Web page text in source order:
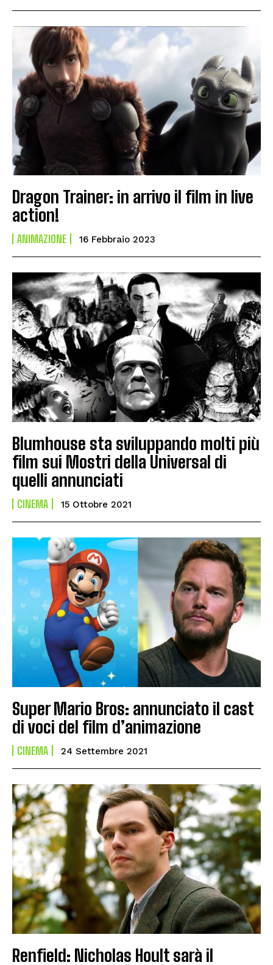
Dragon Trainer: in arrivo il film in live
action!
ANIMAZIONE 16 Febbraio 2023
Blumhouse sta sviluppando molti più
film sui Mostri della Universal di
quelli annunciati
CINEMA 15 Ottobre 2021
Super Mario Bros: annunciato il cast
di voci del film d’animazione
CINEMA 24 Settembre 2021
Renfield: Nicholas Hoult sarà il